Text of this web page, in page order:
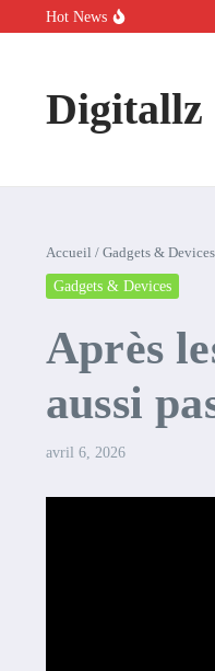
Aller au contenu
Hot News
Comment
Digitallz
Accueil / Gadgets & Devices
Gadgets & Devices
Après
aussi
avril 6, 2026